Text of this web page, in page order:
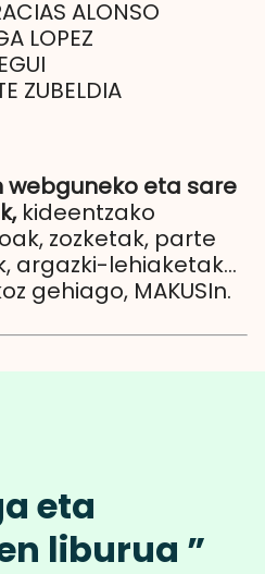
ALONSO
LOPEZ
ZUBELDIA
webguneko eta sare
kideentzako
zozketak, parte
argazki-lehiaketak...
gehiago, MAKUSIn.
eta
liburua ”